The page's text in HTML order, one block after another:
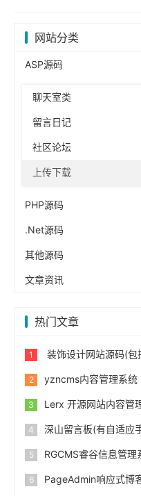
网站分类
ASP源码
聊天室类
留言日记
社区论坛
上传下载
PHP源码
.Net源码
其他源码
文章资讯
热门文章
装饰设计网站源码(
yzncms内容管理系统
Lerx 开源网站内容管
深山留言板(有自适应
RGCMS睿谷信息管理
PageAdmin响应式博